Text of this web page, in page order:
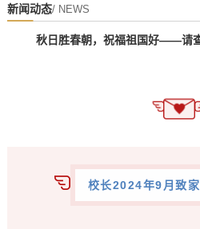
新闻动态/ NEWS
秋日胜春朝，祝福祖国好——请
校长2024年9月致